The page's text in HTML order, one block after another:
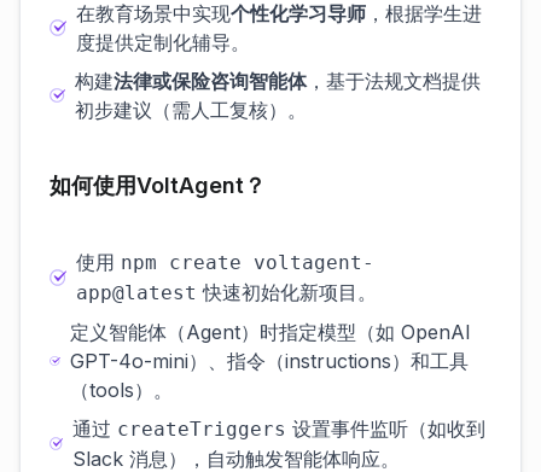
在教育场景中实现个性化学习导师 ，根据学生进
度提供定制化辅导。
构建法律或保险咨询智能体，基于法规文档提供
初步建议（需人工复核）。
如何使用VoltAgent？
使用 npm create voltagent-
app@latest 快速初始化新项目。
定义智能体（Agent）时指定模型（如 OpenAI
GPT-4o-mini）、指令（instructions）和工具
（tools）。
通过 createTriggers 设置事件监听（如收到
Slack 消息），自动触发智能体响应。